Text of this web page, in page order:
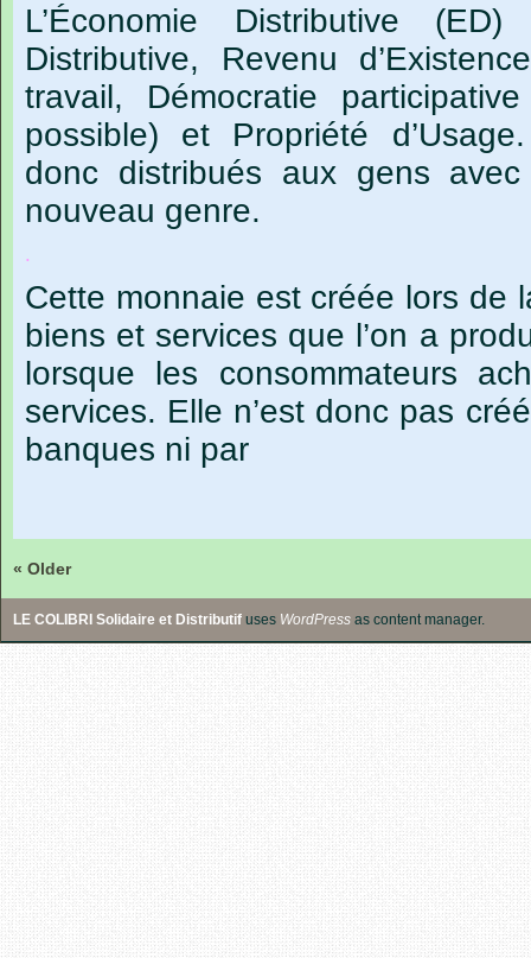
L’Économie Distributive
Distributive, Revenu
travail, Démocratie
possible) et Propriété
donc distribués aux gens
nouveau genre.
.
Cette monnaie est créée lors de
biens et services que l’on a
lorsque les consommateurs
services. Elle n’est donc pas
banques ni par
« Older
LE COLIBRI Solidaire et Distributif uses WordPress as content manager.